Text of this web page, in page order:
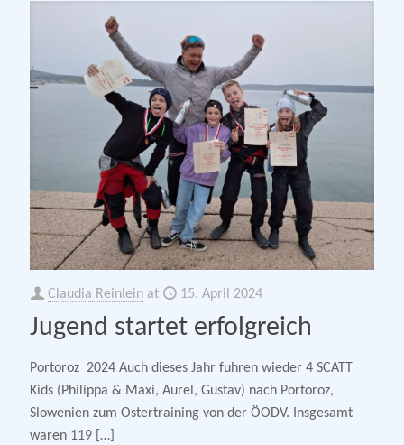
Claudia Reinlein at 15. April 2024
Jugend startet erfolgreich
Portoroz 2024 Auch dieses Jahr fuhren wieder 4 SCATT
Kids (Philippa & Maxi, Aurel, Gustav) nach Portoroz,
Slowenien zum Ostertraining von der ÖODV. Insgesamt
waren 119 […]